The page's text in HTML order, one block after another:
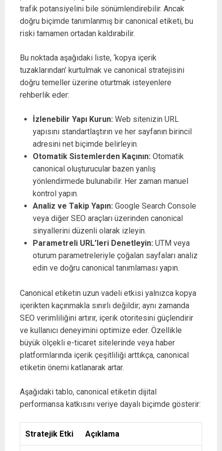
trafik potansiyelini bile sönümlendirebilir. Ancak
doğru biçimde tanımlanmış bir canonical etiketi, bu
riski tamamen ortadan kaldırabilir.
Bu noktada aşağıdaki liste, ‘kopya içerik
tuzaklarından’ kurtulmak ve canonical stratejisini
doğru temeller üzerine oturtmak isteyenlere
rehberlik eder:
İzlenebilir Yapı Kurun: Web sitenizin URL
yapısını standartlaştırın ve her sayfanın birincil
adresini net biçimde belirleyin.
Otomatik Sistemlerden Kaçının: Otomatik
canonical oluşturucular bazen yanlış
yönlendirmede bulunabilir. Her zaman manuel
kontrol yapın.
Analiz ve Takip Yapın: Google Search Console
veya diğer SEO araçları üzerinden canonical
sinyallerini düzenli olarak izleyin.
Parametreli URL’leri Denetleyin: UTM veya
oturum parametreleriyle çoğalan sayfaları analiz
edin ve doğru canonical tanımlaması yapın.
Canonical etiketin uzun vadeli etkisi yalnızca kopya
içerikten kaçınmakla sınırlı değildir; aynı zamanda
SEO verimliliğini artırır, içerik otoritesini güçlendirir
ve kullanıcı deneyimini optimize eder. Özellikle
büyük ölçekli e-ticaret sitelerinde veya haber
platformlarında içerik çeşitliliği arttıkça, canonical
etiketin önemi katlanarak artar.
Aşağıdaki tablo, canonical etiketin dijital
performansa katkısını veriye dayalı biçimde gösterir:
Stratejik Etki Açıklama